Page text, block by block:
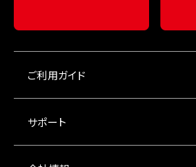
ご利用ガイド
サポート